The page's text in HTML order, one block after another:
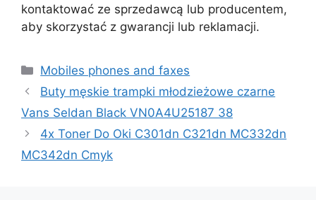
kontaktować ze sprzedawcą lub producentem,
aby skorzystać z gwarancji lub reklamacji.
Kategorie
Mobiles phones and faxes
Buty męskie trampki młodzieżowe czarne
Vans Seldan Black VN0A4U25187 38
4x Toner Do Oki C301dn C321dn MC332dn
MC342dn Cmyk